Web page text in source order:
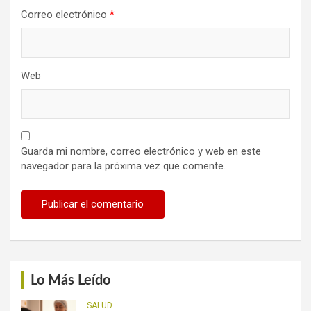
Correo electrónico *
Web
Guarda mi nombre, correo electrónico y web en este
navegador para la próxima vez que comente.
Lo Más Leído
SALUD